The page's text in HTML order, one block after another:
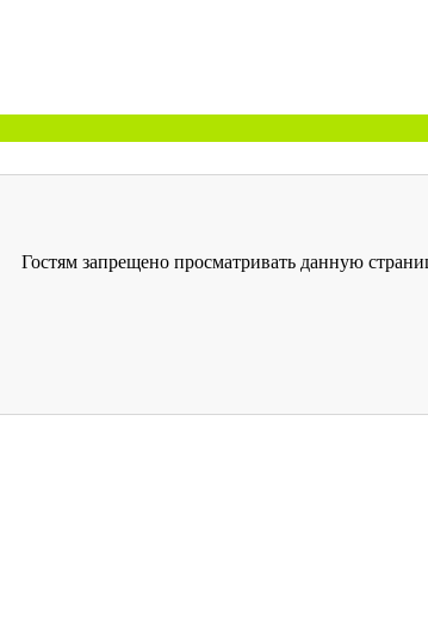
Гостям запрещено просматривать данную